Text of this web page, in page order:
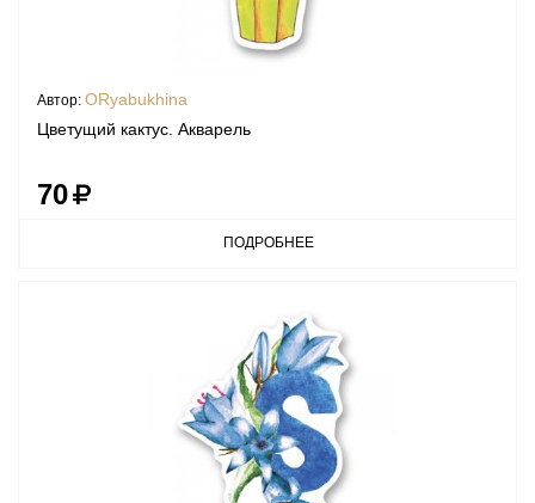
Автор: ORyabukhina
Цветущий кактус. Акварель
70
ПОДРОБНЕЕ